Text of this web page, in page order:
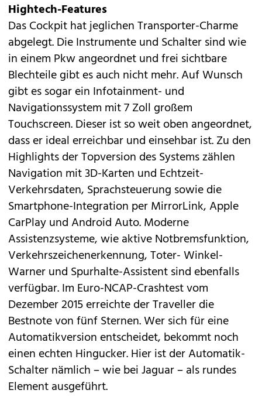
Hightech-Features
Das Cockpit hat jeglichen Transporter-Charme
abgelegt. Die Instrumente und Schalter sind wie
in einem Pkw angeordnet und frei sichtbare
Blechteile gibt es auch nicht mehr. Auf Wunsch
gibt es sogar ein Infotainment- und
Navigationssystem mit 7 Zoll großem
Touchscreen. Dieser ist so weit oben angeordnet,
dass er ideal erreichbar und einsehbar ist. Zu den
Highlights der Topversion des Systems zählen
Navigation mit 3D-Karten und Echtzeit-
Verkehrsdaten, Sprachsteuerung sowie die
Smartphone-Integration per MirrorLink, Apple
CarPlay und Android Auto. Moderne
Assistenzsysteme, wie aktive Notbremsfunktion,
Verkehrszeichenerkennung, Toter- Winkel-
Warner und Spurhalte-Assistent sind ebenfalls
verfügbar. Im Euro-NCAP-Crashtest vom
Dezember 2015 erreichte der Traveller die
Bestnote von fünf Sternen. Wer sich für eine
Automatikversion entscheidet, bekommt noch
einen echten Hingucker. Hier ist der Automatik-
Schalter nämlich – wie bei Jaguar – als rundes
Element ausgeführt.